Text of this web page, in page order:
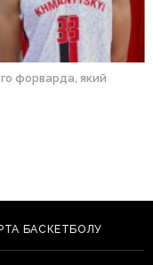
форварда, який
БАСКЕТБОЛУ